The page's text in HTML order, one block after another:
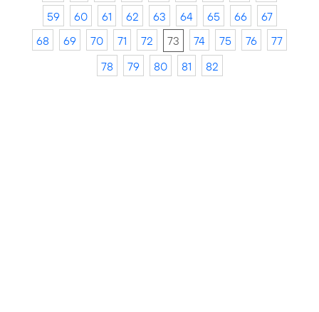
59
60 61 62 63 64 65 66
67
68
69 70 71 72 73 74 75 76
77
78
79 80 81 82